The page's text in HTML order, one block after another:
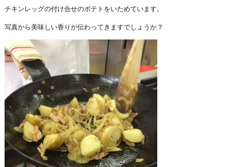
チキンレッグの付け合せのポテトをいためています。
写真から美味しい香りが伝わってきますでしょうか？